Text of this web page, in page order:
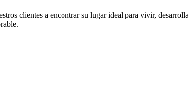
clientes a encontrar su lugar ideal para vivir,